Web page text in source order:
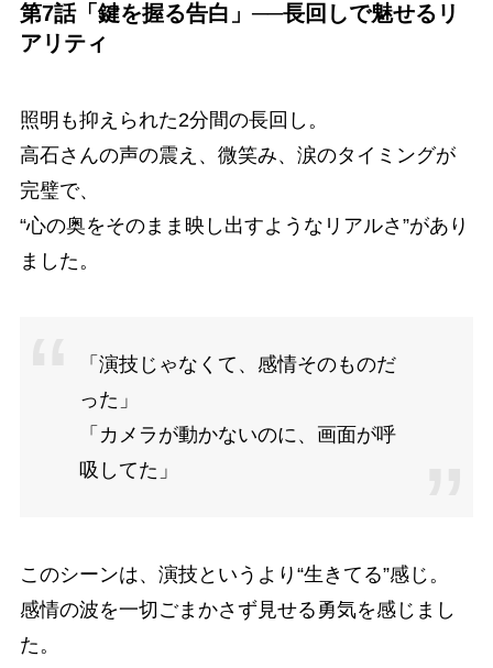
第7話「鍵を握る告白」──長回しで魅せるリ
アリティ
照明も抑えられた2分間の長回し。
高石さんの声の震え、微笑み、涙のタイミングが
完璧で、
“心の奥をそのまま映し出すようなリアルさ”があり
ました。
「演技じゃなくて、感情そのものだ
った」
「カメラが動かないのに、画面が呼
吸してた」
このシーンは、演技というより“生きてる”感じ。
感情の波を一切ごまかさず見せる勇気を感じまし
た。